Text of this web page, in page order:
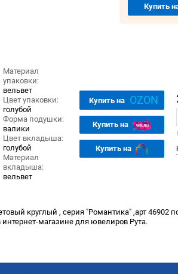
Купить
Материал
упаковки:
вельвет
Цвет упаковки:
голубой
Форма подушки:
валики
Цвет вкладыша:
голубой
Материал
вкладыша:
вельвет
Купить на OZON
Купить на
Купить на
круглый , серия "Романтика" ,арт 46902
интернет-магазине для ювелиров Рута.